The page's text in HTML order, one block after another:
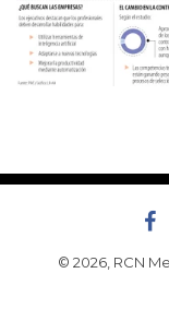
© 2026, RCN